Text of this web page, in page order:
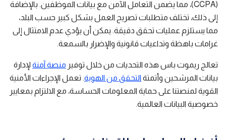
(CCPA)، مما يضمن التعامل الآمن مع بيانات الموظفين. بالإضافة
إلى ذلك، تختلف متطلبات تصريح العمل بشكل كبير حسب البلد،
مما يستلزم عمليات تحقق دقيقة. يمكن أن يؤدي عدم الامتثال إلى
غرامات باهظة وتداعيات قانونية والإضرار بالسمعة.
تعالج ريموت باس هذه التحديات من خلال توفير منصة آمنة لإدارة
بيانات المرشحين وأتمتة التحقق من الهوية. تعمل الإجراءات الأمنية
القوية لمنصتنا على حماية المعلومات الحساسة، مع الالتزام بمعايير
خصوصية البيانات العالمية.